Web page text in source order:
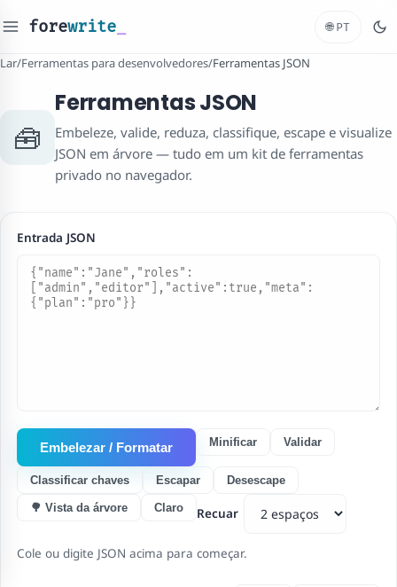
forewrite 🌐 PT
Lar/Ferramentas para desenvolvedores/Ferramentas JSON
🧰
Ferramentas JSON
Embeleze, valide, reduza, classifique, escape e visualize
JSON em árvore — tudo em um kit de ferramentas
privado no navegador.
Entrada JSON
Embelezar / Formatar Minificar Validar
Classificar chaves Escapar Desescape
🌳 Vista da árvore Claro Recuar
Cole ou digite JSON acima para começar.